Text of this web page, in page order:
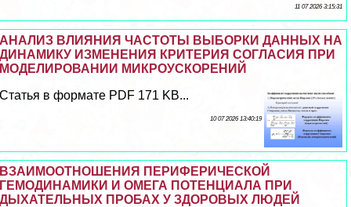
11 07 2026 3:15:31
АНАЛИЗ ВЛИЯНИЯ ЧАСТОТЫ ВЫБОРКИ ДАННЫХ НА
ДИНАМИКУ ИЗМЕНЕНИЯ КРИТЕРИЯ СОГЛАСИЯ ПРИ
МОДЕЛИРОВАНИИ МИКРОУСКОРЕНИЙ
Статья в формате PDF 171 KB...
10 07 2026 13:40:19
ВЗАИМООТНОШЕНИЯ ПЕРИФЕРИЧЕСКОЙ
ГЕМОДИНАМИКИ И ОМЕГА ПОТЕНЦИАЛА ПРИ
ДЫХАТЕЛЬНЫХ ПРОБАХ У ЗДОРОВЫХ ЛЮДЕЙ